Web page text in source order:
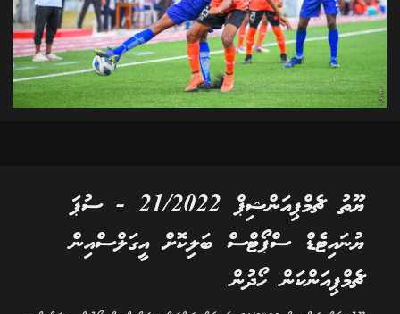
ޔޫތު ޗެމްޕިއަންޝިޕް 21/2022 - ސުޕަ
ޔުނައިޓެޑް ސްޕޯޓްސް ބަލިކޮށް އީގަލްސްއިން
ޗެމްޕިއަންކަން ހޯދުން